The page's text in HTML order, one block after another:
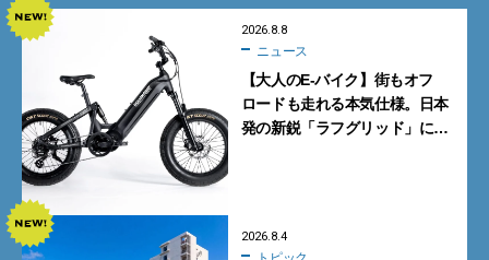
2026.8.8
ニュース
【大人のE-バイク】街もオフ
ロードも走れる本気仕様。日本
発の新鋭「ラフグリッド」に注
2026.8.4